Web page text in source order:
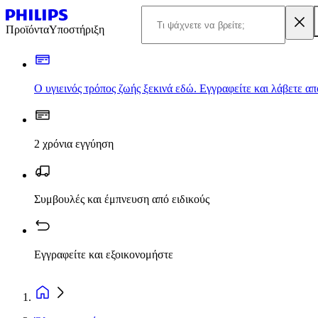
ΠροϊόνταΥποστήριξη
Ο υγιεινός τρόπος ζωής ξεκινά εδώ. Εγγραφείτε και λάβετε
2 χρόνια εγγύηση
Συμβουλές και έμπνευση από ειδικούς
Εγγραφείτε και εξοικονομήστε